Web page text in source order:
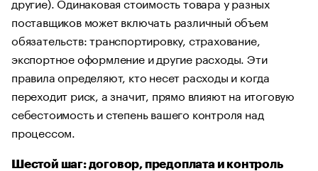
поставщиков может включать различный объем
обязательств: транспортировку, страхование,
экспортное оформление и другие расходы. Эти
правила определяют, кто несет расходы и когда
переходит риск, а значит, прямо влияют на итоговую
себестоимость и степень вашего контроля над
процессом.
Шестой шаг: договор, предоплата и контроль